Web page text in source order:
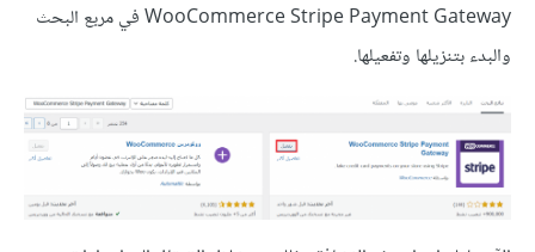
WooCommerce Stripe Payment Gateway في مربع البحث
والبدء بتنزيلها وتفعيلها.